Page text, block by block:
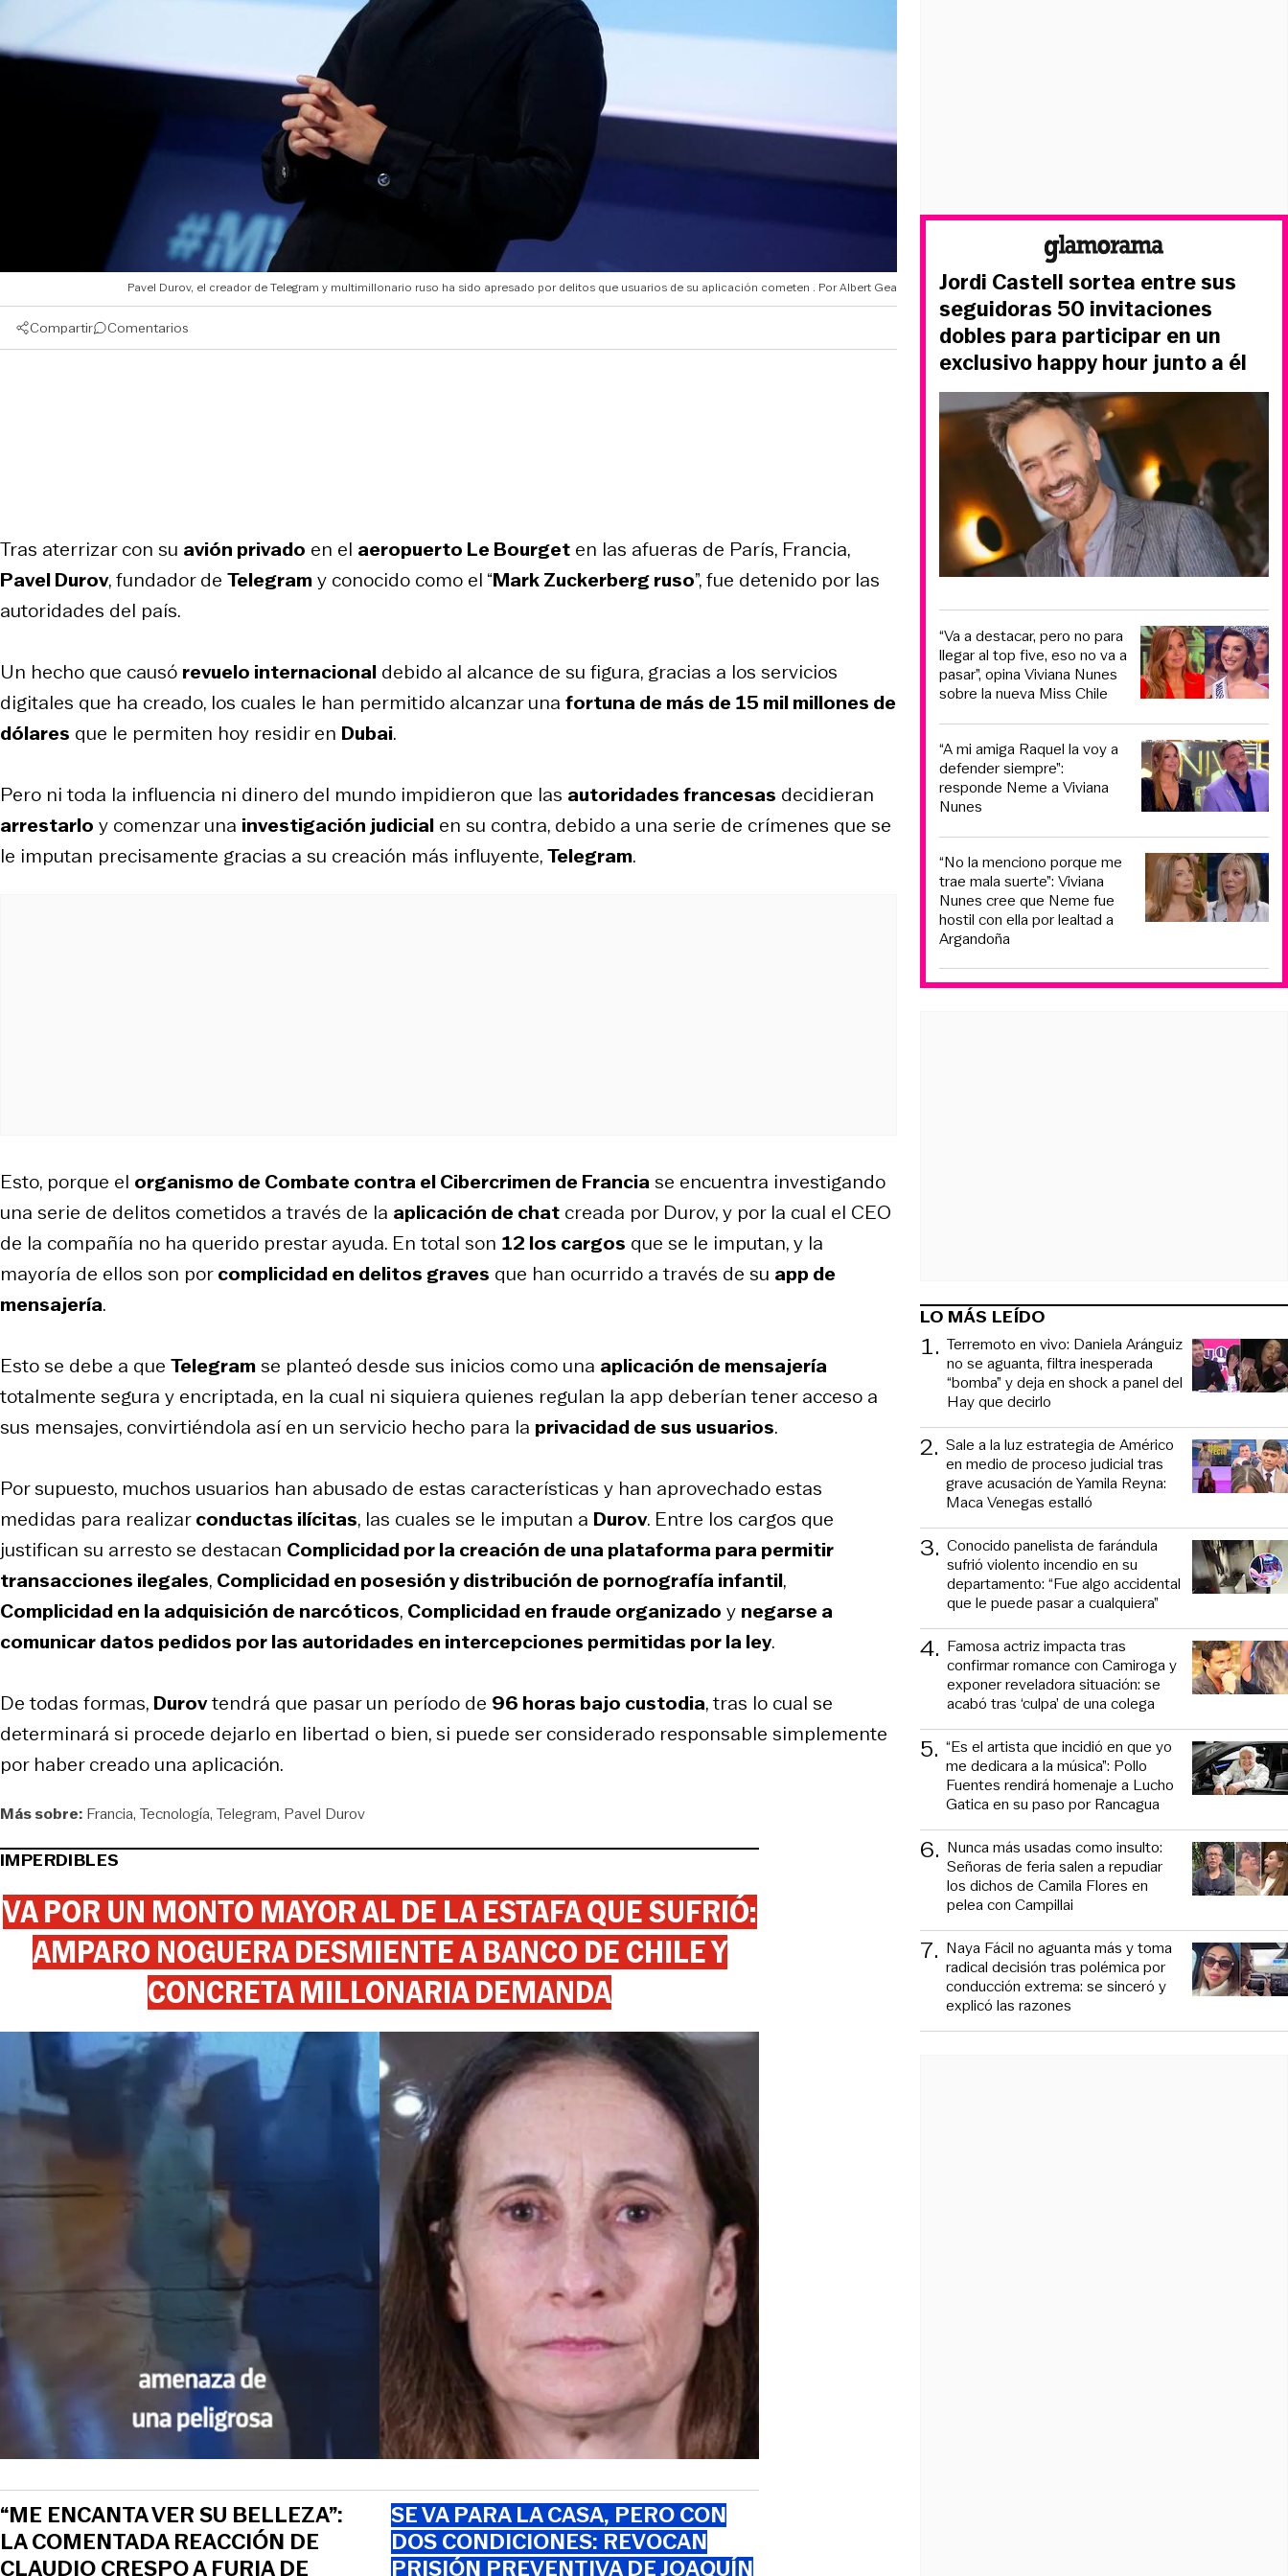
Pavel Durov, el creador de Telegram y multimillonario ruso ha sido apresado por delitos que usuarios de su aplicación cometen Albert Gea
Compartir Comentarios
Tras aterrizar con su avión privado en el aeropuerto Le Bourget en las afueras de París, Francia,
Pavel Durov, fundador de Telegramy conocido como el “Mark Zuckerberg ruso”, fue detenido por las
autoridades del país.
Un hecho que causó revuelo internacional debido al alcance de su figura, gracias a los servicios
digitales que ha creado, los cuales le han permitido alcanzar una fortuna de más de 15 mil millones de
dólares que le permiten hoy residir en Dubai.
Pero ni toda la influencia ni dinero del mundo impidieron que las autoridades francesas decidieran
arrestarlo y comenzar una investigación judicial en su contra, debido a una serie de crímenes que se
le imputan precisamente gracias a su creación más influyente,Telegram.
Esto, porque el organismo de Combate contra el Cibercrimen de Franciase encuentra investigando
una serie de delitos cometidos a través de la aplicación de chat creada por Durov, y por la cual el CEO
de la compañía no ha querido prestar ayuda. En total son 12 los cargos que se le imputan, y la
mayoría de ellos son porcomplicidad en delitos graves que han ocurrido a través de su app de
mensajería.
Esto se debe a que Telegramse planteó desde sus inicios como una aplicación de mensajería
totalmente segura y encriptada, en la cual ni siquiera quienes regulan la app deberían tener acceso a
sus mensajes, convirtiéndola así en un servicio hecho para la privacidad de sus usuarios.
Por supuesto, muchos usuarios han abusado de estas características y han aprovechado estas
medidas para realizarconductas ilícitas, las cuales se le imputan a Durov. Entre los cargos que
justifican su arresto se destacan Complicidad por la creación de una plataforma para permitir
transacciones ilegales, Complicidad en posesión y distribución de pornografía infantil,
Complicidad en la adquisición de narcóticos, Complicidad en fraude organizado y negarse a
comunicar datos pedidos por las autoridades en intercepciones permitidas por la ley.
De todas formas, Durovtendrá que pasar un período de 96 horas bajo custodia, tras lo cual se
determinará si procede dejarlo en libertad o bien, si puede ser considerado responsable simplemente
por haber creado una aplicación.
Más sobre: Francia Tecnología Telegram Pavel Durov
IMPERDIBLES
VA POR UN MONTO MAYOR AL DE LA ESTAFA QUE SUFRIÓ:
AMPARO NOGUERA DESMIENTE A BANCO DE CHILE Y
CONCRETA MILLONARIA DEMANDA
“ME ENCANTA VER SU BELLEZA”:
LA COMENTADA REACCIÓN DE
CLAUDIO CRESPO A FURIA DE
SE VA PARA LA CASA, PERO CON
DOS CONDICIONES: REVOCAN
PRISIÓN PREVENTIVA DE JOAQUÍN
Jordi Castell sortea entre sus
seguidoras 50 invitaciones
dobles para participar en un
exclusivo happy hour junto a él
“Va a destacar, pero no para
llegar al top five, eso no va a
pasar”, opina Viviana Nunes
sobre la nueva Miss Chile
“A mi amiga Raquel la voy a
defender siempre”:
responde Neme a Viviana
Nunes
“No la menciono porque me
trae mala suerte”: Viviana
Nunes cree que Neme fue
hostil con ella por lealtad a
Argandoña
LO MÁS LEÍDO
1. Terremoto en vivo: Daniela Aránguiz
no se aguanta, filtra inesperada
“bomba” y deja en shock a panel del
Hay que decirlo
2. Sale a la luz estrategia de Américo
en medio de proceso judicial tras
grave acusación de Yamila Reyna:
Maca Venegas estalló
3. Conocido panelista de farándula
sufrió violento incendio en su
departamento: “Fue algo accidental
que le puede pasar a cualquiera”
4. Famosa actriz impacta tras
confirmar romance con Camiroga y
exponer reveladora situación: se
acabó tras ‘culpa’ de una colega
5. “Es el artista que incidió en que yo
me dedicara a la música”: Pollo
Fuentes rendirá homenaje a Lucho
Gatica en su paso por Rancagua
6. Nunca más usadas como insulto:
Señoras de feria salen a repudiar
los dichos de Camila Flores en
pelea con Campillai
7. Naya Fácil no aguanta más y toma
radical decisión tras polémica por
conducción extrema: se sinceró y
explicó las razones